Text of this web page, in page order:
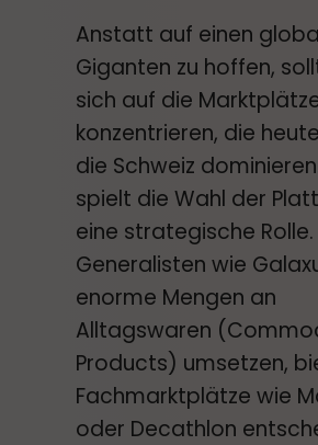
Anstatt auf einen
Giganten zu hoffen,
sich auf die
konzentrieren, die
die Schweiz
spielt die Wahl der
eine strategische
Generalisten wie
enorme Mengen an
Alltagswaren
Products) umsetzen,
Fachmarktplätze wie
oder Decathlon